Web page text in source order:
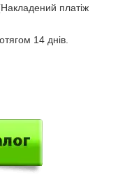
платіж
14 днів.